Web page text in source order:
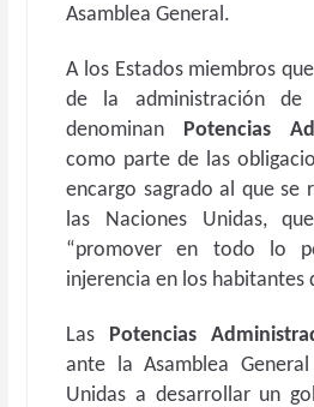
Asamblea General.
A los Estados miembros
de la administración
denominan Potencias
como parte de las
encargo sagrado al que se
las Naciones Unidas,
“promover en todo lo
injerencia en los habitantes
Las Potencias
ante la Asamblea
Unidas a desarrollar un